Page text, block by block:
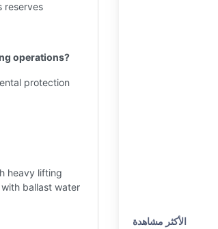
reserves
operations?
protection
heavy lifting
ballast water
الأكثر مشاهدة